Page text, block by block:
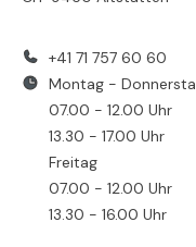
+41 71 757 60 60
Montag -
07.00 - 12.00 Uhr
13.30 - 17.00 Uhr
Freitag
07.00 - 12.00 Uhr
13.30 - 16.00 Uhr